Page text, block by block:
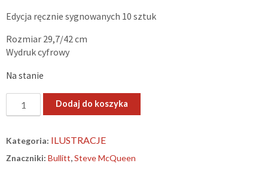
Edycja ręcznie sygnowanych 10 sztuk
Rozmiar 29,7/42 cm
Wydruk cyfrowy
Na stanie
„Stay
withe
Steve
Dodaj do koszyka
Kategoria: ILUSTRACJE
Znaczniki: Bullitt,Steve McQueen